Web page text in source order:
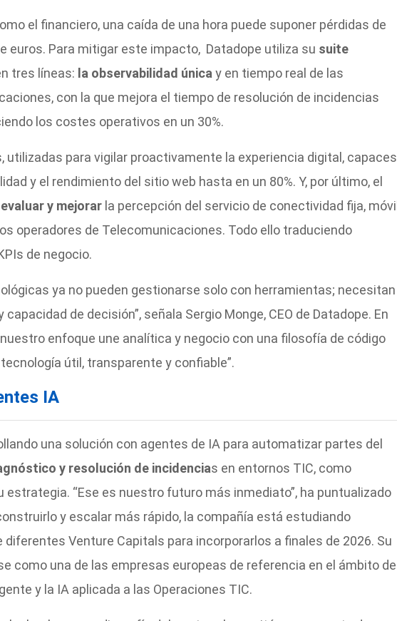
el financiero, una caída de una hora puede suponer pérdidas de
euros. Para mitigar este impacto, Datadope utiliza su suite
tres líneas: la observabilidad única y en tiempo real de las
con la que mejora el tiempo de resolución de incidencias
los costes operativos en un 30%.
utilizadas para vigilar proactivamente la experiencia digital, capaces
y el rendimiento del sitio web hasta en un 80%. Y, por último, el
y mejorarla percepción del servicio de conectividad fija, móvil
operadores de Telecomunicaciones. Todo ello traduciendo
de negocio.
ya no pueden gestionarse solo con herramientas; necesitan
de decisión”, señala Sergio Monge, CEO de Datadope. En
enfoque une analítica y negocio con una filosofía de código
útil, transparente y confiable”.
IA
una solución con agentes de IA para automatizar partes del
y resolución de incidencias en entornos TIC, como
estrategia. “Ese es nuestro futuro más inmediato”, ha puntualizado
y escalar más rápido, la compañía está estudiando
diferentes Venture Capitals para incorporarlos a finales de 2026. Su
como una de las empresas europeas de referencia en el ámbito de
y la IA aplicada a las Operaciones TIC.